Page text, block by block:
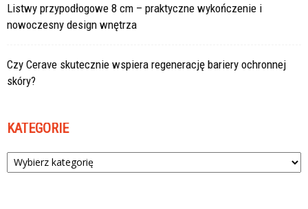
Listwy przypodłogowe 8 cm – praktyczne wykończenie i
nowoczesny design wnętrza
Czy Cerave skutecznie wspiera regenerację bariery ochronnej
skóry?
KATEGORIE
Kategorie